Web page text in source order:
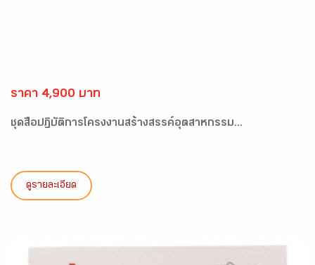
ราคา 4,900 บาท
ชุดสื่อปฏิบัติการโครงงานสร้างสรรค์อุตสาหกรรม...
ดูรายละเอียด